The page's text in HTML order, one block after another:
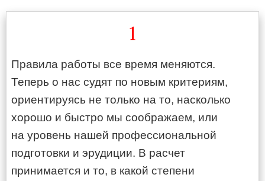
1
Правила работы все время меняются.
Теперь о нас судят по новым критериям,
ориентируясь не только на то, насколько
хорошо и быстро мы соображаем, или
на уровень нашей профессиональной
подготовки и эрудиции. В расчет
принимается и то, в какой степени